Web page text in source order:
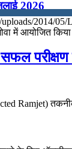
2026
2026
2026
2026
2014/05/
में आयोजित किया
परीक्षण
Ramjet)